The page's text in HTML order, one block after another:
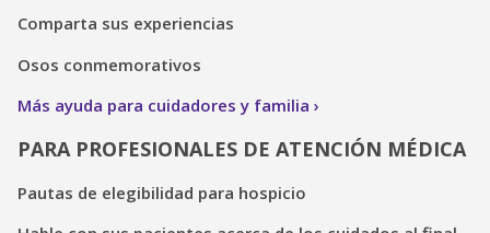
Comparta sus experiencias
Osos conmemorativos
Más ayuda para cuidadores y familia
PARA PROFESIONALES DE ATENCIÓN MÉDICA
Pautas de elegibilidad para hospicio